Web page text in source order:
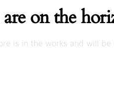
on the
is in the works and will be